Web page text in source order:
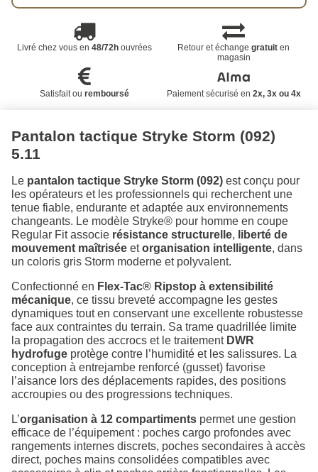
Livré chez vous en 48/72houvrées Retour et échangegratuit en
magasin
Satisfait ou remboursé Paiement sécurisé en 2x, 3x ou 4x
Pantalon tactique Stryke Storm (092)
5.11
Le pantalon tactique Stryke Storm (092) est conçu pour
les opérateurs et les professionnels qui recherchent une
tenue fiable, endurante et adaptée aux environnements
changeants. Le modèle Stryke® pour homme en coupe
Regular Fit associe résistance structurelle, liberté de
mouvement maîtrisée etorganisation intelligente, dans
un coloris gris Storm moderne et polyvalent.
Confectionné en Flex-Tac® Ripstop à extensibilité
mécanique, ce tissu breveté accompagne les gestes
dynamiques tout en conservant une excellente robustesse
face aux contraintes du terrain. Sa trame quadrillée limite
la propagation des accrocs et le traitement DWR
hydrofuge protège contre l’humidité et les salissures. La
conception à entrejambe renforcé (gusset) favorise
l’aisance lors des déplacements rapides, des positions
accroupies ou des progressions techniques.
L’organisation à 12 compartiments permet une gestion
efficace de l’équipement : poches cargo profondes avec
rangements internes discrets, poches secondaires à accès
direct, poches mains consolidées compatibles avec